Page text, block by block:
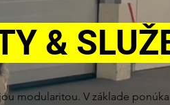
&
modularitou. V základe